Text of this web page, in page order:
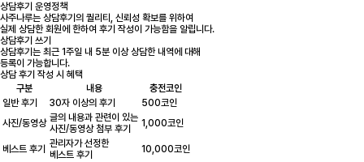
상담후기 운영정책
사주나루는 상담후기의 퀄리티, 신뢰성 확보를 위하여
실제 상담한 회원에 한하여 후기 작성이 가능함을 알립니다.
상담후기 쓰기
상담후기는 최근 1주일 내 5분 이상 상담한 내역에 대해
등록이 가능합니다.
상담 후기 작성 시 혜택
구분
내용
충전코인
일반 후기
30자 이상의 후기
500코인
사진/동영상 글의 내용과 관련이 있는
사진/동영상 첨부 후기
1,000코인
베스트 후기
관리자가 선정한
베스트 후기
10,000코인